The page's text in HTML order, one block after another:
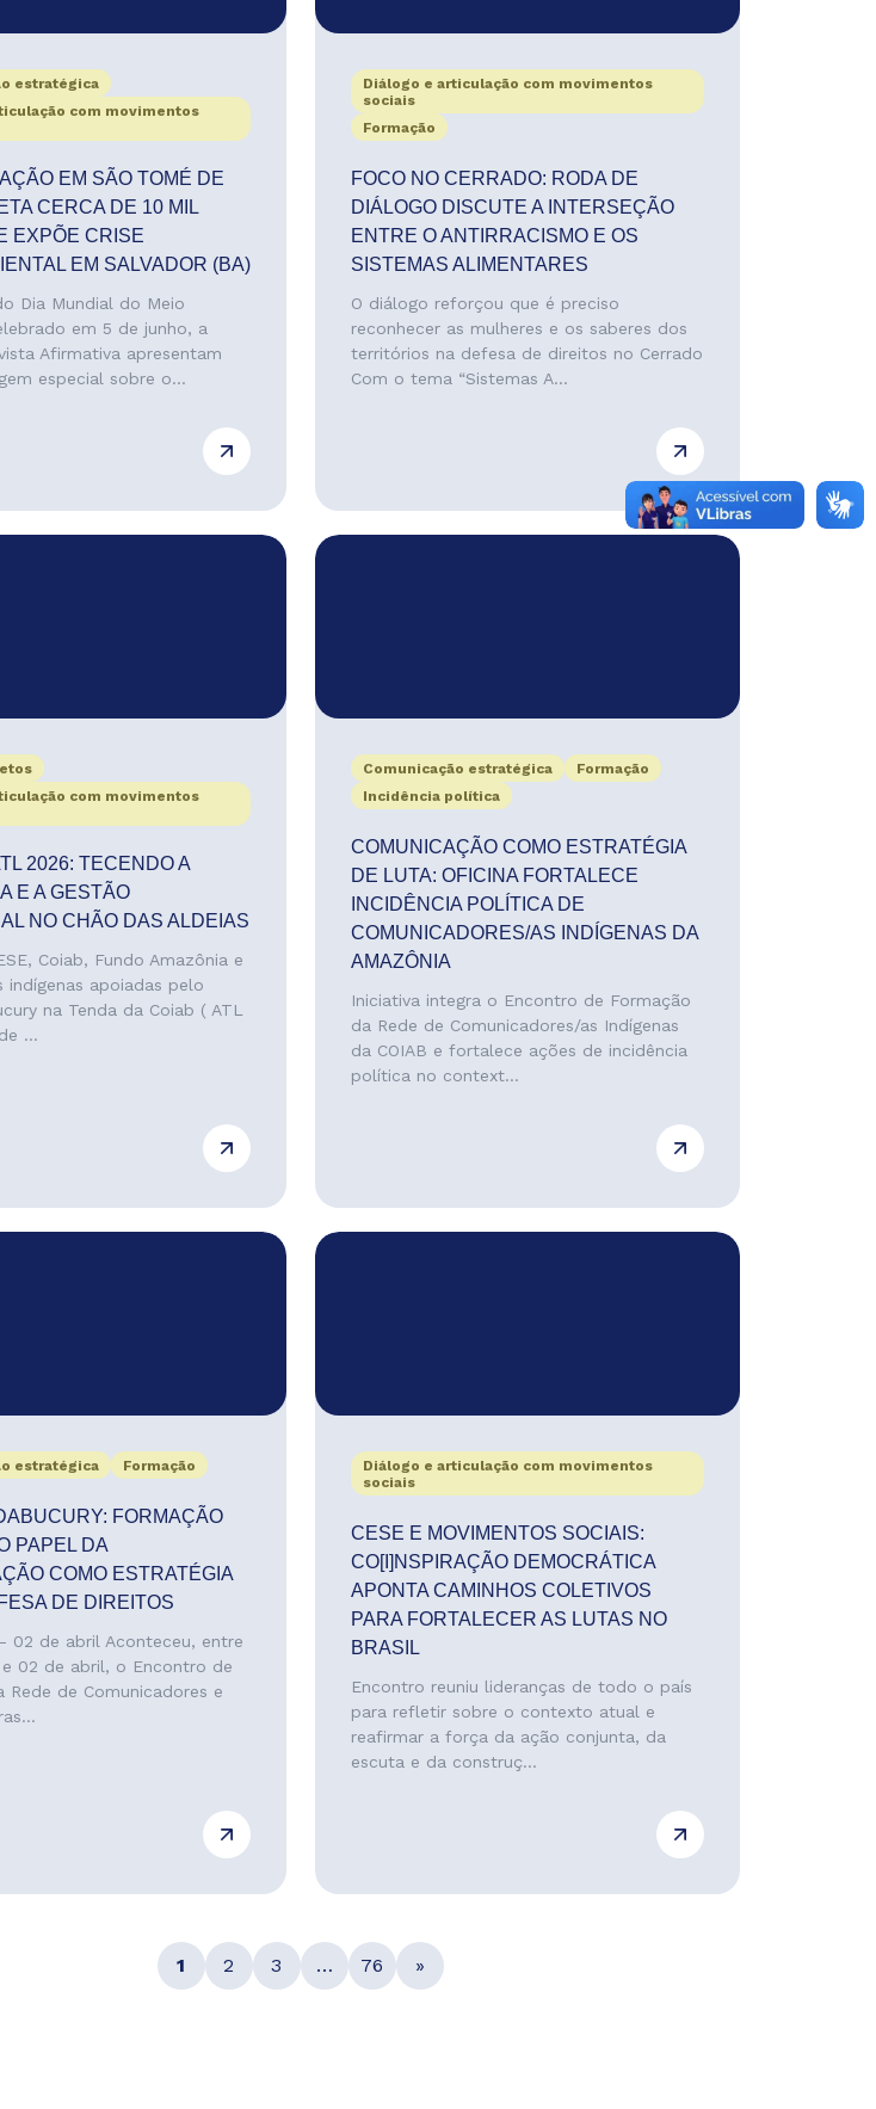
estratégica
com movimentos
EM SÃO TOMÉ DE
CERCA DE 10 MIL
EXPÕE CRISE
EM SALVADOR (BA)
Dia Mundial do Meio
em 5 de junho, a
Afirmativa apresentam
especial sobre o...
Diálogo e articulação com movimentos
sociais
Formação
FOCO NO CERRADO: RODA DE
DIÁLOGO DISCUTE A INTERSEÇÃO
ENTRE O ANTIRRACISMO E OS
SISTEMAS ALIMENTARES
O diálogo reforçou que é preciso
reconhecer as mulheres e os saberes dos
territórios na defesa de direitos no Cerrado
Com o tema “Sistemas A...
com movimentos
2026: TECENDO A
E A GESTÃO
NO CHÃO DAS ALDEIAS
Coiab, Fundo Amazônia e
indígenas apoiadas pelo
na Tenda da Coiab ( ATL
...
Comunicação estratégica
Formação
Incidência política
COMUNICAÇÃO COMO ESTRATÉGIA
DE LUTA: OFICINA FORTALECE
INCIDÊNCIA POLÍTICA DE
COMUNICADORES/AS INDÍGENAS DA
AMAZÔNIA
Iniciativa integra o Encontro de Formação
da Rede de Comunicadores/as Indígenas
da COIAB e fortalece ações de incidência
política no context...
estratégica Formação
FORMAÇÃO
PAPEL DA
COMO ESTRATÉGIA
DE DIREITOS
02 de abril Aconteceu, entre
02 de abril, o Encontro de
Rede de Comunicadores e
Diálogo e articulação com movimentos
sociais
CESE E MOVIMENTOS SOCIAIS:
CO[I]NSPIRAÇÃO DEMOCRÁTICA
APONTA CAMINHOS COLETIVOS
PARA FORTALECER AS LUTAS NO
BRASIL
Encontro reuniu lideranças de todo o país
para refletir sobre o contexto atual e
reafirmar a força da ação conjunta, da
escuta e da construç...
1 2 3 … 76 »